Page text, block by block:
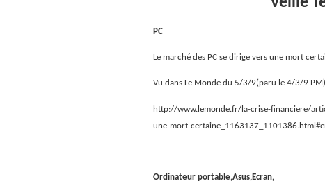
PC
Le marché des PC se dirige vers une mort
Vu dans Le Monde du 5/3/9(paru le 4/3/9 PM)
http://www.lemonde.fr/la-crise-financiere/
une-mort-
Ordinateur portable,Asus,Ecran,